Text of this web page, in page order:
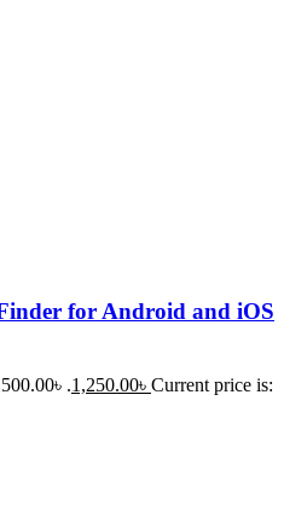
for Android and iOS
.1,250.00৳ Current price is: